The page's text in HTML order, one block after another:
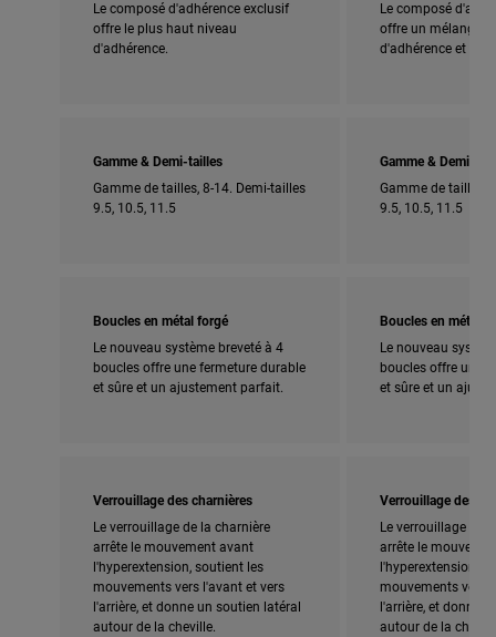
Le composé d'adhérence exclusif
offre le plus haut niveau
d'adhérence.
Le composé
offre un mélange
d'adhérence et de
Gamme & Demi-tailles
Gamme de tailles, 8-14. Demi-tailles
9.5, 10.5, 11.5
Gamme & Demi-
Gamme de tailles,
9.5, 10.5, 11.5
Boucles en métal forgé
Le nouveau système breveté à 4
boucles offre une fermeture durable
et sûre et un ajustement parfait.
Boucles en métal
Le nouveau
boucles offre une
et sûre et un
Verrouillage des charnières
Le verrouillage de la charnière
arrête le mouvement avant
l'hyperextension, soutient les
mouvements vers l'avant et vers
l'arrière, et donne un soutien latéral
autour de la cheville.
Verrouillage des
Le verrouillage de
arrête le
l'hyperextension,
mouvements vers
l'arrière, et donne
autour de la